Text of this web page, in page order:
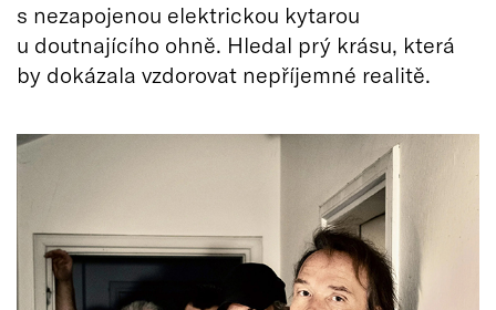
s nezapojenou elektrickou kytarou
u doutnajícího ohně. Hledal prý krásu, která
by dokázala vzdorovat nepříjemné realitě.